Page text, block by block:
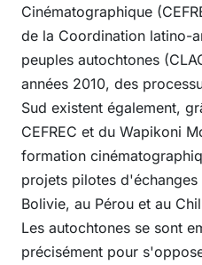
Cinématographique
de la Coordination latino-
peuples autochtones
années 2010, des
Sud existent également,
CEFREC et du Wapikoni
formation
projets pilotes
Bolivie, au Pérou et au
Les autochtones se sont
précisément pour